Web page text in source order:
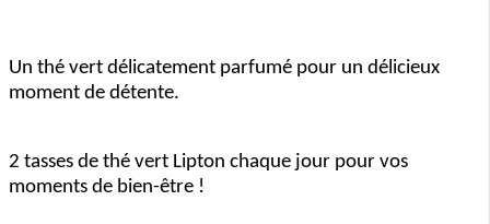
Un thé vert délicatement parfumé pour un délicieux
moment de détente.
2 tasses de thé vert Lipton chaque jour pour vos
moments de bien-être !